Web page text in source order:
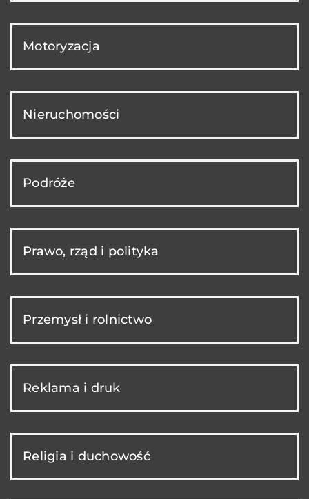
Motoryzacja
Nieruchomości
Podróże
Prawo, rząd i polityka
Przemysł i rolnictwo
Reklama i druk
Religia i duchowość